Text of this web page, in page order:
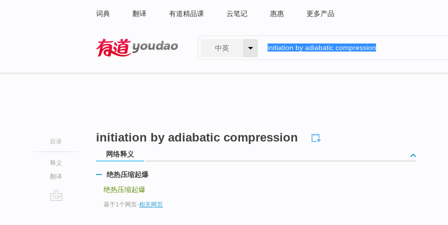
词典 翻译 有道精品课 云笔记 惠惠 更多产品
中英
目录
释义
翻译
initiation by adiabatic compression
网络释义
绝热压缩起爆
绝热压缩起爆
基于1个网页-相关网页